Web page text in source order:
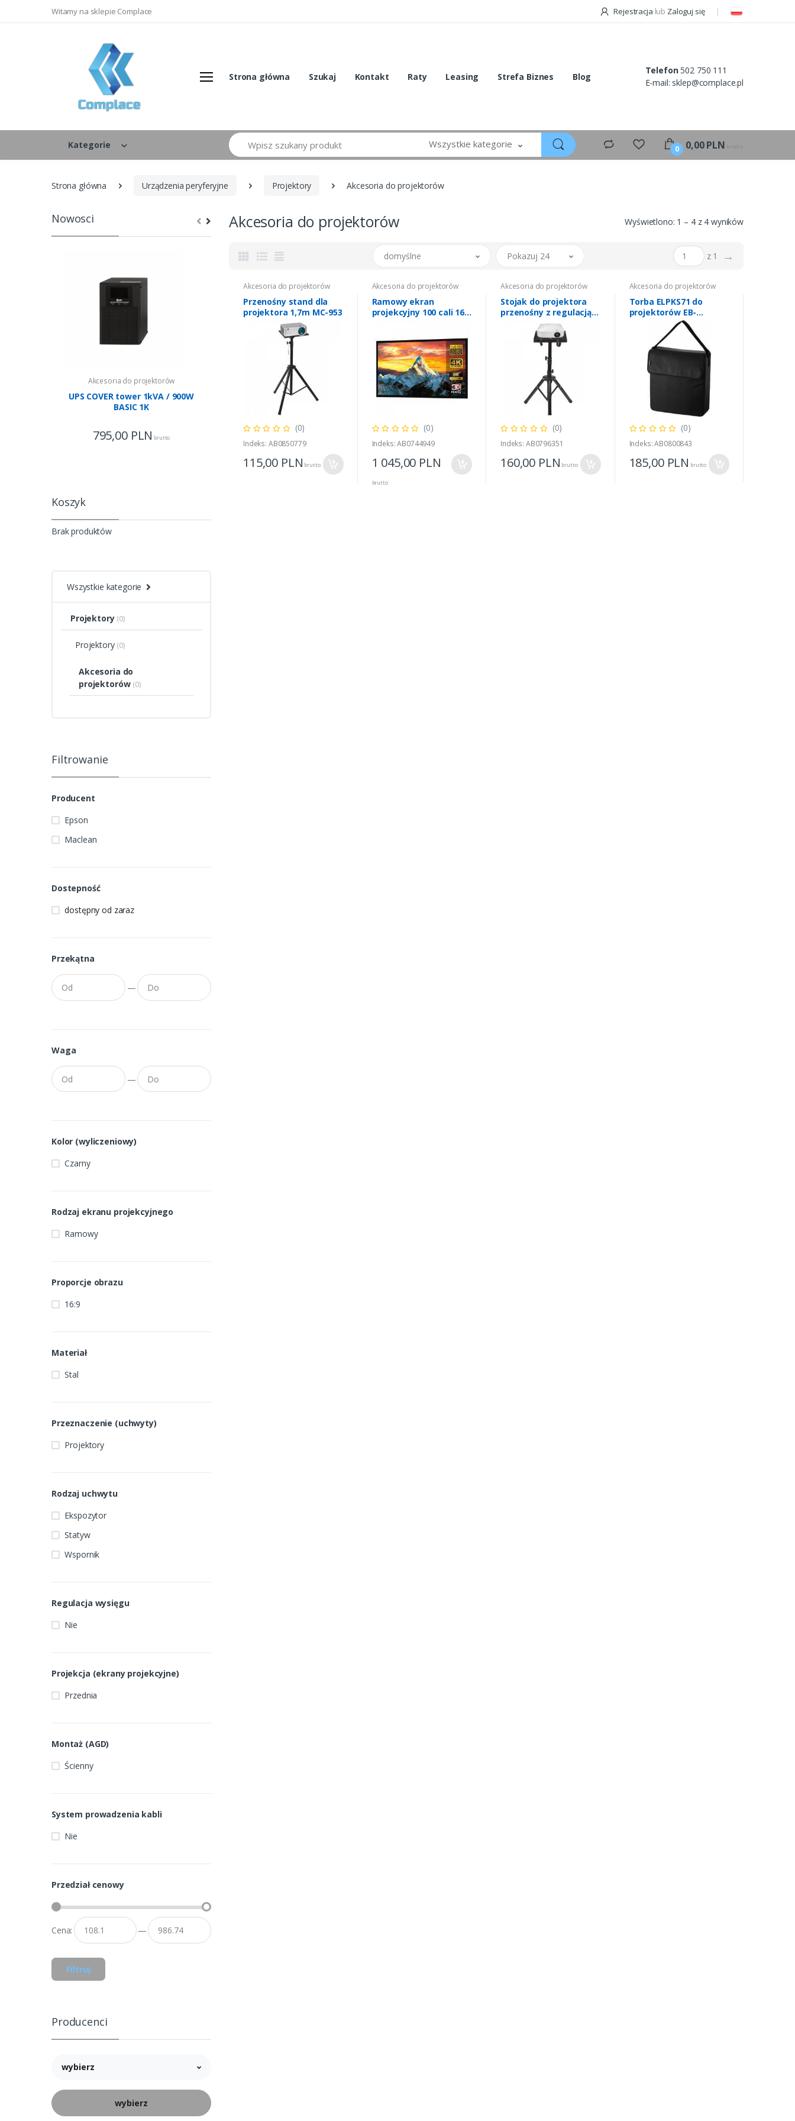
Witamy na sklepie Complace Rejestracja lub Zaloguj się
Strona główna Szukaj Kontakt Raty Leasing Strefa Biznes Blog
Telefon 502 750 111
E-mail: sklep@complace.pl
Kategorie
Szukaj Wszystkie kategorie 0 0,00PLN
Strona główna Urządzenia peryferyjne Projektory Akcesoria do projektorów
Nowosci
Akcesoria do projektorów
UPS COVER tower 1kVA / 900W
BASIC 1K
795,00 PLN brutto
Akcesoria do projektorów
UPS COVER-CORE-1K 1000 VA
1 630,00PLN
Koszyk
Brak produktów
Wszystkie kategorie
Projektory (0)
Projektory (0)
Akcesoria do
projektorów (0)
Filtrowanie
Producent
Epson
Maclean
Dostepność
dostępny od zaraz
Przekątna
—
Waga
—
Kolor (wyliczeniowy)
Czarny
Rodzaj ekranu projekcyjnego
Ramowy
Proporcje obrazu
16:9
Materiał
Stal
Przeznaczenie (uchwyty)
Projektory
Rodzaj uchwytu
Ekspozytor
Statyw
Wspornik
Regulacja wysięgu
Nie
Projekcja (ekrany projekcyjne)
Przednia
Montaż (AGD)
Ścienny
System prowadzenia kabli
Nie
Przedział cenowy
Cena: —
Filtruj
Producenci
wybierz
Akcesoria do projektorów Wyświetlono: 1 – 4 z 4 wyników
domyślne Pokazuj 24 z 1 →
Akcesoria do projektorów
Przenośny stand dla
projektora 1,7m MC-953
(0)
Indeks: AB0850779
115,00 PLN brutto
Akcesoria do projektorów
Ramowy ekran
projekcyjny 100 cali 16:9
(0)
Indeks: AB0744949
1 045,00 PLN
brutto
Akcesoria do projektorów
Stojak do projektora
przenośny z regulacją
1,2m MC-920
(0)
Indeks: AB0796351
160,00 PLN brutto
Akcesoria do projektorów
Torba ELPKS71 do
projektorów EB-
L200xx/L250F/L255F
(0)
Indeks: AB0800843
185,00 PLN brutto